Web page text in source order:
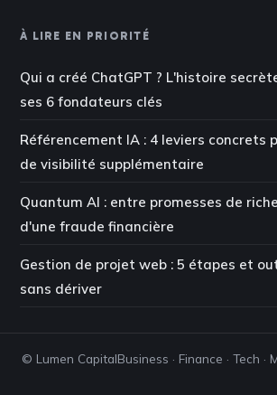
À LIRE EN PRIORITÉ
Qui a créé ChatGPT ? L'histoire
ses 6 fondateurs clés
Référencement IA : 4 leviers concrets
de visibilité supplémentaire
Quantum AI : entre promesses de
d'une fraude financière
Gestion de projet web : 5 étapes et
sans dériver
© Lumen CapitalBusiness · Finance · Tech ·